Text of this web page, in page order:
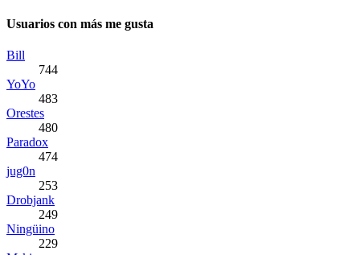
Usuarios con más me gusta
Bill
744
YoYo
483
Orestes
480
Paradox
474
jug0n
253
Drobjank
249
Ningüino
229